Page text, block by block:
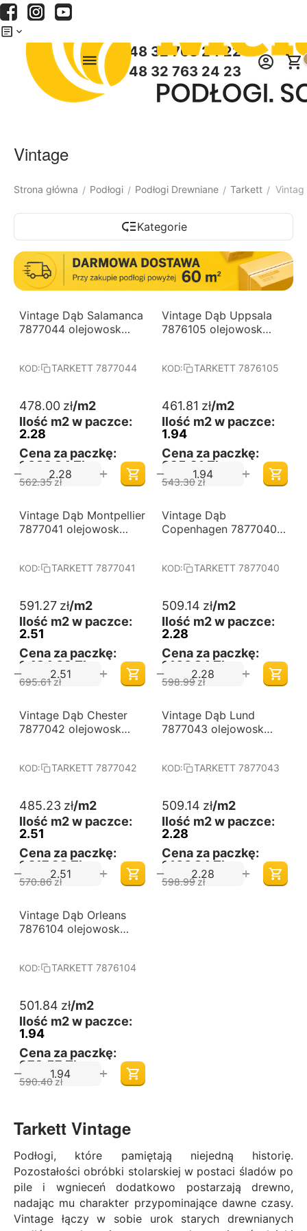
+48 32 763 24 22
+48 32 763 24 23
Vintage
Strona główna / Podłogi / Podłogi Drewniane / Tarkett /
Kategorie
Tarkett Vintage
Podłogi, które pamiętają niejedną historię.
Pozostałości obróbki stolarskiej w postaci śladów po
pile i wgnieceń dodatkowo postarzają drewno,
nadając mu charakter przypominające dawne czasy.
Vintage łączy w sobie urok starych drewnianych
-15%
Darmowa dostawa
od 60 m2
Vintage Dąb Salamanca
7877044 olejowosk
KOD: TARKETT 7877044
478.00 zł/m2
Ilość m2 w paczce:
2.28
Cena za paczkę:
1,089,84 Zł
562.35zł
+
−
-15%
Darmowa dostawa
od 60 m2
Vintage Dąb Uppsala
7876105 olejowosk
KOD: TARKETT 7876105
461.81 zł/m2
Ilość m2 w paczce:
1.94
Cena za paczkę:
895,91 Zł
543.30zł
+
−
-15%
Darmowa dostawa
od 60 m2
Vintage Dąb Montpellier
7877041 olejowosk
KOD: TARKETT 7877041
591.27 zł/m2
Ilość m2 w paczce:
2.51
Cena za paczkę:
1,484,09 Zł
695.61zł
+
−
-15%
Darmowa dostawa
od 60 m2
Vintage Dąb
Copenhagen 7877040
KOD: TARKETT 7877040
509.14 zł/m2
Ilość m2 w paczce:
2.28
Cena za paczkę:
1,160,84 Zł
598.99 zł
+
−
-15%
Darmowa dostawa
od 60 m2
Vintage Dąb Chester
7877042 olejowosk
KOD: TARKETT 7877042
485.23 zł/m2
Ilość m2 w paczce:
2.51
Cena za paczkę:
1,217,93 Zł
570.86zł
+
−
-15%
Darmowa dostawa
od 60 m2
Vintage Dąb Lund
7877043 olejowosk
KOD: TARKETT 7877043
509.14 zł/m2
Ilość m2 w paczce:
2.28
Cena za paczkę:
1,160,84 Zł
598.99 zł
+
−
-15%
Darmowa dostawa
od 60 m2
Vintage Dąb Orleans
7876104 olejowosk
KOD: TARKETT 7876104
501.84 zł/m2
Ilość m2 w paczce:
1.94
Cena za paczkę:
973,57 Zł
590.40zł
+
−